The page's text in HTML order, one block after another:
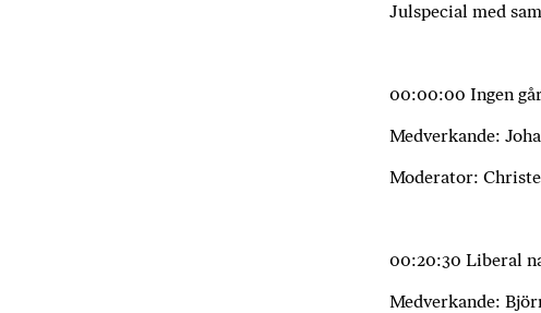
Julspecial med
00:00:00 Ingen
Medverkande:
Moderator:
00:20:30 Liberal
Medverkande: